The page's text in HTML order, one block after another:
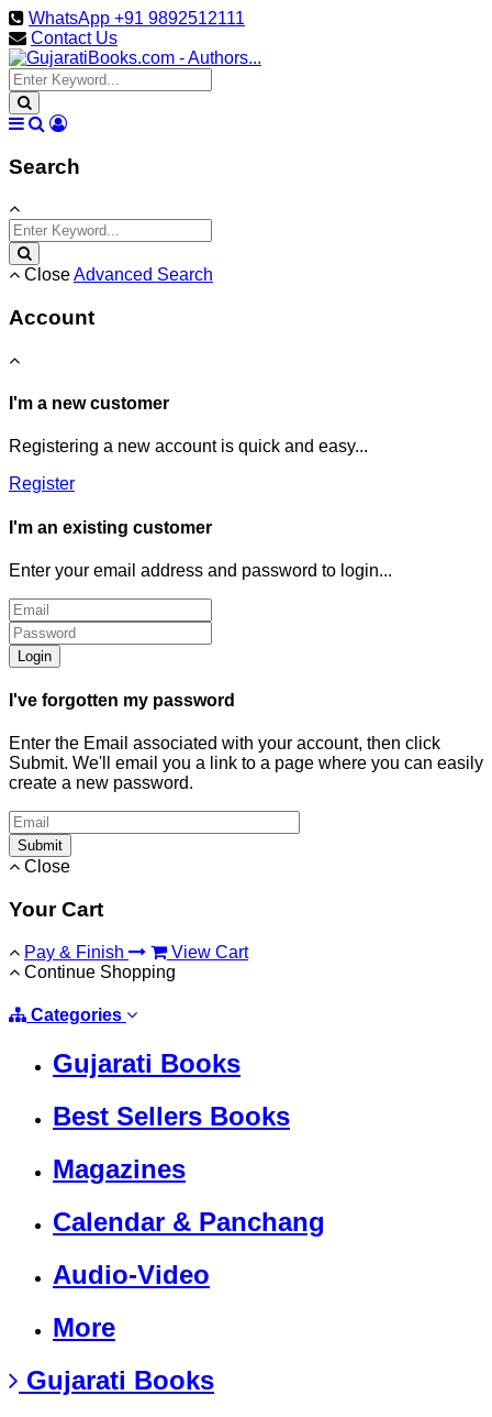
WhatsApp +91 9892512111
Contact Us
Search
CloseAdvanced Search
Account
I'm a new customer
Registering a new account is quick and easy...
Register
I'm an existing customer
Enter your email address and password to login...
Login
I've forgotten my password
Enter the Email associated with your account, then click
Submit. We'll email you a link to a page where you can easily
create a new password.
Submit
Close
Your Cart
Pay & Finish
View Cart
Continue Shopping
Categories
Gujarati Books
Best Sellers Books
Magazines
Calendar & Panchang
Audio-Video
More
Gujarati Books